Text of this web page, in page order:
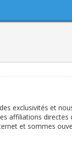
exclusivités et
affiliations directes
et sommes